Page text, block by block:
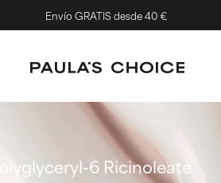
Envío GRATIS desde 40 €
Polyglyceryl-6 Ricinoleate